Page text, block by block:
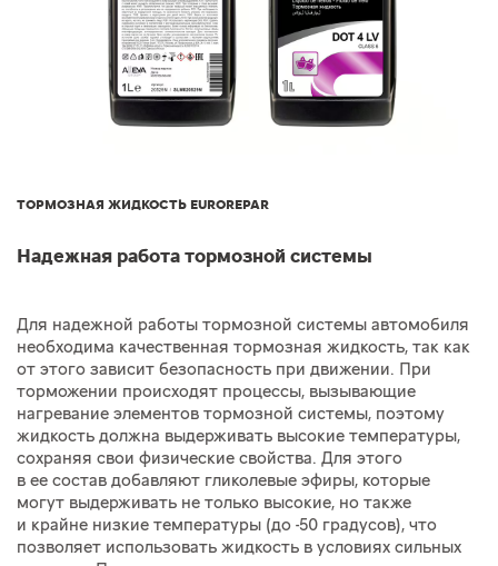
ТОРМОЗНАЯ ЖИДКОСТЬ EUROREPAR
Надежная работа тормозной системы
Для надежной работы тормозной системы автомобиля
необходима качественная тормозная жидкость, так как
от этого зависит безопасность при движении. При
торможении происходят процессы, вызывающие
нагревание элементов тормозной системы, поэтому
жидкость должна выдерживать высокие температуры,
сохраняя свои физические свойства. Для этого
в ее состав добавляют гликолевые эфиры, которые
могут выдерживать не только высокие, но также
и крайне низкие температуры (до -50 градусов), что
позволяет использовать жидкость в условиях сильных